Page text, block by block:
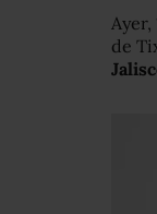
de